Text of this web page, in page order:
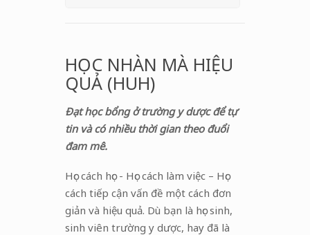
HỌC NHÀN MÀ HIỆU
QUẢ (HUH)
Đạt học bổng ở trường y dược để tự
tin và có nhiều thời gian theo đuổi
đam mê.
Học cách học - Học cách làm việc – Học
cách tiếp cận vấn đề một cách đơn
giản và hiệu quả. Dù bạn là học sinh,
sinh viên trường y dược, hay đã là